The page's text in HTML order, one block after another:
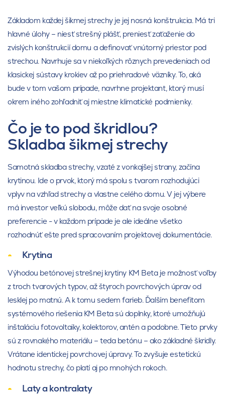
Základom každej šikmej strechy je jej nosná konštrukcia. Má tri
hlavné úlohy – niesť strešný plášť, preniesť zaťaženie do
zvislých konštrukcií domu a definovať vnútorný priestor pod
strechou. Navrhuje sa v niekoľkých rôznych prevedeniach od
klasickej sústavy krokiev až po priehradové väzníky. To, aká
bude v tom vašom prípade, navrhne projektant, ktorý musí
okrem iného zohľadniť aj miestne klimatické podmienky.
Čo je to pod škridlou?
Skladba šikmej strechy
Samotná skladba strechy, vzaté z vonkajšej strany, začína
krytinou. Ide o prvok, ktorý má spolu s tvarom rozhodujúci
vplyv na vzhľad strechy a vlastne celého domu. V jej výbere
má investor veľkú slobodu, môže dať na svoje osobné
preferencie - v každom prípade je ale ideálne všetko
rozhodnúť ešte pred spracovaním projektovej dokumentácie.
Krytina
Výhodou betónovej strešnej krytiny KM Beta je možnosť voľby
z troch tvarových typov, až štyroch povrchových úprav od
lesklej po matnú. A k tomu sedem farieb. Ďalším benefitom
systémového riešenia KM Beta sú doplnky, ktoré umožňujú
inštaláciu fotovoltaiky, kolektorov, antén a podobne. Tieto prvky
sú z rovnakého materiálu – teda betónu – ako základné škridly.
Vrátane identickej povrchovej úpravy. To zvyšuje estetickú
hodnotu strechy, čo platí aj po mnohých rokoch.
Laty a kontralaty